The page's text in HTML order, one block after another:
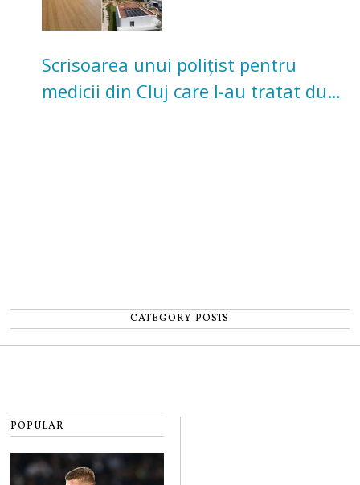
Scrisoarea unui polițist pentru
medicii din Cluj care l-au tratat după
CATEGORY POSTS
POPULAR